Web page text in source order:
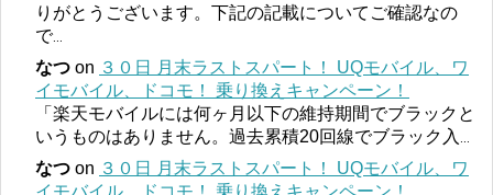
りがとうございます。下記の記載についてご確認なの
で...
なつ on ３０日 月末ラストスパート！ UQモバイル、ワ
イモバイル、ドコモ！ 乗り換えキャンペーン！
「楽天モバイルには何ヶ月以下の維持期間でブラックと
いうものはありません。過去累積20回線でブラック入
なつ on ３０日 月末ラストスパート！ UQモバイル、ワ
イモバイル、ドコモ！ 乗り換えキャンペーン！